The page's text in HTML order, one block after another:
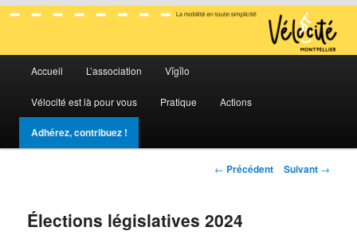
Vélocité Grand Montpellier
La mobilité en toute simplicité
Aller
au
contenu
Aller
au
contenu
Accueil L’association Vĭgĭlo
Vélocité est là pour vous Pratique Actions
Adhérez, contribuez !
Navigation
← Précédent Suivant →
Élections législatives 2024